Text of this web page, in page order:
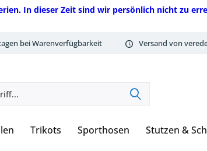
In dieser Zeit sind wir persönlich nicht zu
bei Warenverfügbarkeit Versand von
Trikots Sporthosen Stutzen &